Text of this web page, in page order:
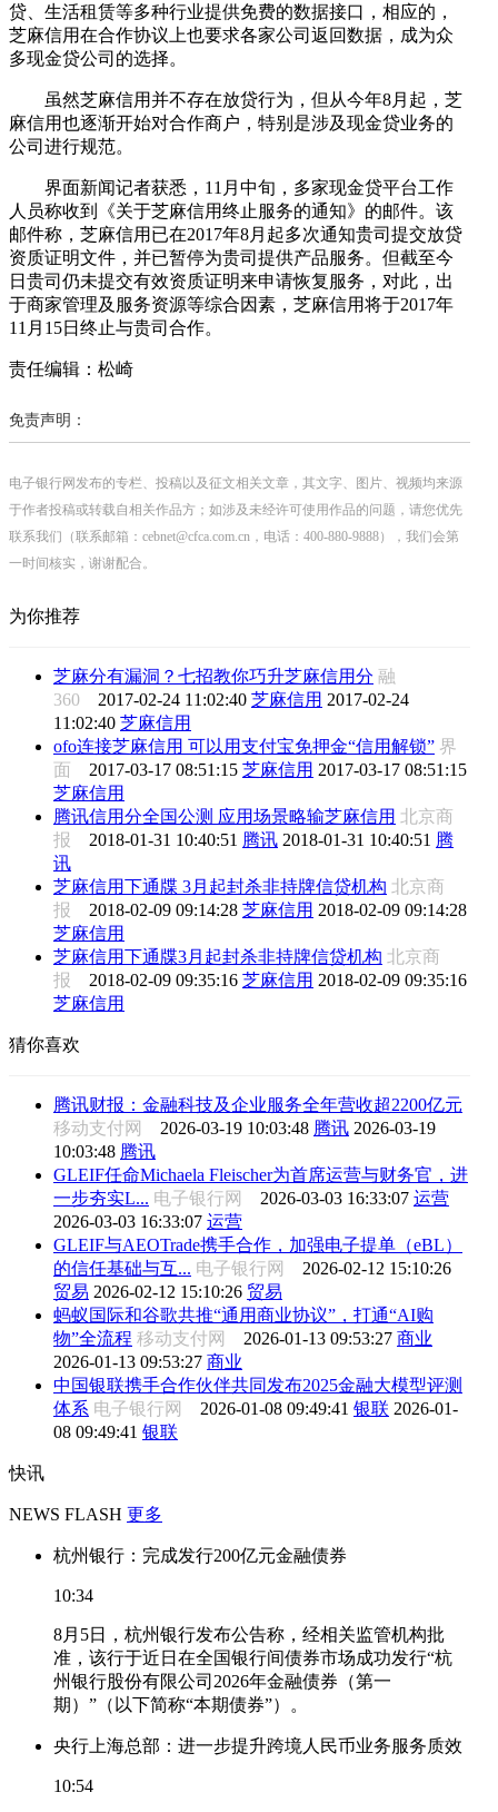
贷、生活租赁等多种行业提供免费的数据接口，相应的，
芝麻信用在合作协议上也要求各家公司返回数据，成为众
多现金贷公司的选择。
虽然芝麻信用并不存在放贷行为，但从今年8月起，芝
麻信用也逐渐开始对合作商户，特别是涉及现金贷业务的
公司进行规范。
界面新闻记者获悉，11月中旬，多家现金贷平台工作
人员称收到《关于芝麻信用终止服务的通知》的邮件。该
邮件称，芝麻信用已在2017年8月起多次通知贵司提交放贷
资质证明文件，并已暂停为贵司提供产品服务。但截至今
日贵司仍未提交有效资质证明来申请恢复服务，对此，出
于商家管理及服务资源等综合因素，芝麻信用将于2017年
11月15日终止与贵司合作。
责任编辑：松崎
免责声明：
电子银行网发布的专栏、投稿以及征文相关文章，其文字、图片、视频均来源
于作者投稿或转载自相关作品方；如涉及未经许可使用作品的问题，请您优先
联系我们（联系邮箱：cebnet@cfca.com.cn，电话：400-880-9888），我们会第
一时间核实，谢谢配合。
为你推荐
芝麻分有漏洞？七招教你巧升芝麻信用分 融
360 2017-02-24 11:02:40 芝麻信用 2017-02-24
11:02:40 芝麻信用
ofo连接芝麻信用 可以用支付宝免押金“信用解锁” 界
面 2017-03-17 08:51:15 芝麻信用 2017-03-17 08:51:15
芝麻信用
腾讯信用分全国公测 应用场景略输芝麻信用 北京商
报 2018-01-31 10:40:51 腾讯 2018-01-31 10:40:51 腾
讯
芝麻信用下通牒 3月起封杀非持牌信贷机构 北京商
报 2018-02-09 09:14:28 芝麻信用 2018-02-09 09:14:28
芝麻信用
芝麻信用下通牒3月起封杀非持牌信贷机构 北京商
报 2018-02-09 09:35:16 芝麻信用 2018-02-09 09:35:16
芝麻信用
猜你喜欢
腾讯财报：金融科技及企业服务全年营收超2200亿元
移动支付网 2026-03-19 10:03:48 腾讯 2026-03-19
10:03:48 腾讯
GLEIF任命Michaela Fleischer为首席运营与财务官，进
一步夯实L... 电子银行网 2026-03-03 16:33:07 运营
2026-03-03 16:33:07 运营
GLEIF与AEOTrade携手合作，加强电子提单（eBL）
的信任基础与互... 电子银行网 2026-02-12 15:10:26
贸易 2026-02-12 15:10:26 贸易
蚂蚁国际和谷歌共推“通用商业协议”，打通“AI购
物”全流程 移动支付网 2026-01-13 09:53:27 商业
2026-01-13 09:53:27 商业
中国银联携手合作伙伴共同发布2025金融大模型评测
体系 电子银行网 2026-01-08 09:49:41 银联 2026-01-
08 09:49:41 银联
快讯
NEWS FLASH 更多
杭州银行：完成发行200亿元金融债券
10:34
8月5日，杭州银行发布公告称，经相关监管机构批
准，该行于近日在全国银行间债券市场成功发行“杭
州银行股份有限公司2026年金融债券（第一
期）”（以下简称“本期债券”）。
央行上海总部：进一步提升跨境人民币业务服务质效
10:54